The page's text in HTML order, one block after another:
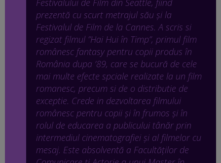
prezentă cu scurt metrajul său și la
Festivalul de Film de la Cannes. A scris si
regizat filmul ”Hai Hui în Timp”, primul film
românesc fantasy pentru copii produs în
România dupa ’89, care se bucură de cele
mai multe efecte spciale realizate la un film
romanesc, precum si de o distributie de
exceptie. Crede in dezvoltarea filmului
românesc pentru copii și în frumos și în
rolul de educarea a publicului tânăr prin
intermediul cinematografiei și al filmelor cu
mesaj. Este absolventă a Facultăților de